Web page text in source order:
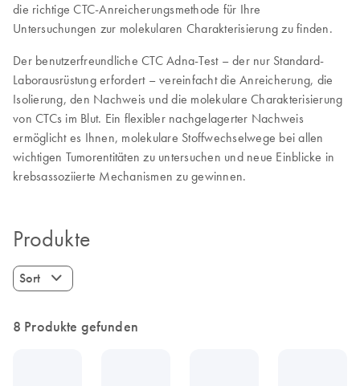
die richtige CTC-Anreicherungsmethode für Ihre
Untersuchungen zur molekularen Charakterisierung zu finden.
Der benutzerfreundliche CTC Adna-Test – der nur Standard-
Laborausrüstung erfordert – vereinfacht die Anreicherung, die
Isolierung, den Nachweis und die molekulare Charakterisierung
von CTCs im Blut. Ein flexibler nachgelagerter Nachweis
ermöglicht es Ihnen, molekulare Stoffwechselwege bei allen
wichtigen Tumorentitäten zu untersuchen und neue Einblicke in
krebsassoziierte Mechanismen zu gewinnen.
Produkte
Sort
8 Produkte gefunden